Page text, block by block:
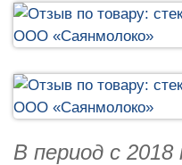
В период с 2018